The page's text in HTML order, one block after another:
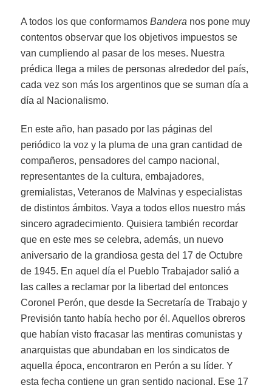
A todos los que conformamosBandera nos pone muy
contentos observar que los objetivos impuestos se
van cumpliendo al pasar de los meses. Nuestra
prédica llega a miles de personas alrededor del país,
cada vez son más los argentinos que se suman día a
día al Nacionalismo.
En este año, han pasado por las páginas del
periódico la voz y la pluma de una gran cantidad de
compañeros, pensadores del campo nacional,
representantes de la cultura, embajadores,
gremialistas, Veteranos de Malvinas y especialistas
de distintos ámbitos. Vaya a todos ellos nuestro más
sincero agradecimiento. Quisiera también recordar
que en este mes se celebra, además, un nuevo
aniversario de la grandiosa gesta del 17 de Octubre
de 1945. En aquel día el Pueblo Trabajador salió a
las calles a reclamar por la libertad del entonces
Coronel Perón, que desde la Secretaría de Trabajo y
Previsión tanto había hecho por él. Aquellos obreros
que habían visto fracasar las mentiras comunistas y
anarquistas que abundaban en los sindicatos de
aquella época, encontraron en Perón a su líder. Y
esta fecha contiene un gran sentido nacional. Ese 17